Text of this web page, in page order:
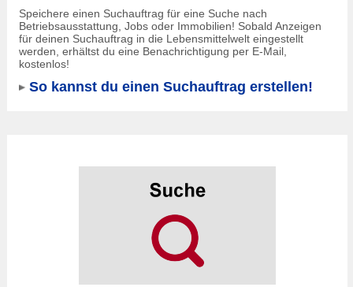
Speichere einen Suchauftrag für eine Suche nach
Betriebsausstattung, Jobs oder Immobilien! Sobald Anzeigen
für deinen Suchauftrag in die Lebensmittelwelt eingestellt
werden, erhältst du eine Benachrichtigung per E-Mail,
kostenlos!
So kannst du einen Suchauftrag erstellen!